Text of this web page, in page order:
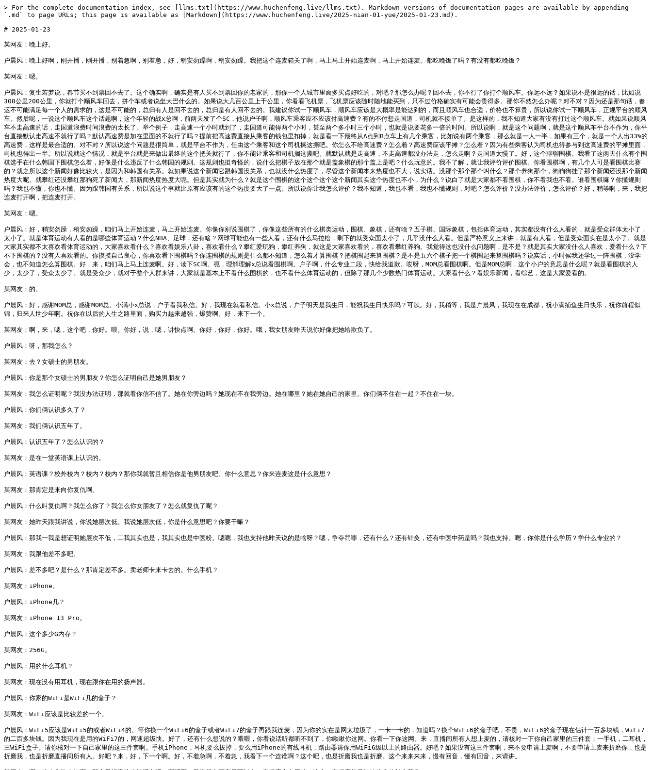
> For the complete documentation index, see [llms.txt](https://www.huchenfeng.live/llms.txt). Markdown versions of documentation pages are available by appending `.md` to page URLs; this page is available as [Markdown](https://www.huchenfeng.live/2025-nian-01-yue/2025-01-23.md).

# 2025-01-23

某网友：晚上好。

户晨风：晚上好啊，刚开播，刚开播，别着急啊，别着急，好，稍安勿躁啊，稍安勿躁。我把这个连麦箱关了啊，马上马上开始连麦啊，马上开始连麦。都吃晚饭了吗？有没有都吃晚饭？

某网友：嗯。

户晨风：复生若梦说，春节买不到票回不去了。这个确实啊，确实是有人买不到票回你的老家的，那你一个人城市里面多买点好吃的，对吧？那怎么办呢？回不去，你不行了你打个顺风车。你远不远？如果说不是很远的话，比如说300公里200公里，你就打个顺风车回去，拼个车或者说坐大巴什么的。如果说大几百公里上千公里，你看看飞机票，飞机票应该随时随地能买到，只不过价格确实有可能会贵得多。那你不然怎么办呢？对不对？因为还是那句话，春运不可能满足每一个人的需求的，这是不可能的，总归有人是回不去的，总归是有人回不去的。我建议你试一下顺风车，顺风车应该是大概率是能达到的，而且顺风车也合适，价格也不算贵，所以说你试一下顺风车，正规平台的顺风车。然后呢，一说这个顺风车这个话题啊，这个年轻的战x总啊，前两天发了个SC，他说户子啊，顺风车乘客应不应该付高速费？有的不付想走国道，司机就不接单了。是这样的，我不知道大家有没有打过这个顺风车。就如果说顺风车不走高速的话，走国道浪费时间浪费的太长了。举个例子，走高速一个小时就到了，走国道可能得两个小时，甚至两个多小时三个小时，也就是说要花多一倍的时间。所以说啊，就是这个问题啊，就是这个顺风车平台不作为，你平台直接默认走高速不就行了吗？默认高速费是加在里面的不就行了吗？提前把高速费直接从乘客的钱包里扣掉，就是看一下最终从A点到B点车上有几个乘客，比如说有两个乘客，那么就是一人一半，如果有三个，就是一个人出33%的高速费，这样是最合适的。对不对？所以说这个问题是很简单，就是平台不作为，任由这个乘客和这个司机搁这撕吧。你怎么不给高速费？怎么着？高速费应该平摊？怎么着？因为有些乘客认为司机也得参与到这高速费的平摊里面，司机也得出一半。所以说就这个情况，就是平台就是来做出最终的这个把关就行了，你不能让乘客和司机搁这撕吧。就默认就是走高速，不走高速都没办法走，怎么走啊？走国道太慢了。好，这个聊聊围棋。我看了这两天什么有个围棋选手在什么韩国下围棋怎么着，好像是什么违反了什么韩国的规则。这规则也挺奇怪的，说什么把棋子放在那个就是盖象棋的那个盖上是吧？什么玩意的。我不了解，就让我评价评价围棋。你看围棋啊，有几个人可是看围棋比赛的？就之所以这个新闻好像比较火，是因为和韩国有关系。就如果说这个新闻它跟韩国没关系，也就没什么热度了，尽管这个新闻本来热度也不大，说实话。没那个那个那个叫什么？那个养狗那个，狗狗狗挂了那个新闻还没那个新闻热度大呢。就攀红还没攀红那狗死了新闻大，那新闻热度热度大呢。但是其实就为什么？就是这个围棋的这个这个这个这个新闻其实这个热度也不小，为什么？说白了就是大家都不看围棋，你不看我也不看。谁看围棋嘛？你懂规则吗？我也不懂，你也不懂。因为跟韩国有关系，所以说这个事就比原有应该有的这个热度要大了一点。所以说你让我怎么评价？我不知道，我也不看，我也不懂规则，对吧？怎么评价？没办法评价，怎么评价？好，稍等啊，来，我把连麦打开啊，把连麦打开。

某网友：嗯。

户晨风：好，稍安勿躁，稍安勿躁，咱们马上开始连麦，马上开始连麦。你像你别说围棋了，你像这些所有的什么棋类运动，围棋、象棋，还有啥？五子棋、国际象棋，包括体育运动，其实都没有什么人看的，就是受众群体太小了，太小了。就是体育运动有人看的是哪些体育运动？什么NBA、足球，还有啥？网球可能也有一些人看，还有什么马拉松，剩下的就受众面太小了，几乎没什么人看。但是严格意义上来讲，就是有人看，但是受众面实在是太小了。就是大家其实都不太喜欢看体育运动的，大家喜欢看什么？喜欢看娱乐八卦，喜欢看什么？攀红爱玩狗，攀红养狗，就这是大家喜欢看的，喜欢看攀红养狗。我觉得这也没什么问题啊，是不是？就是其实大家没什么人喜欢，爱看什么？下不下围棋的？没有人喜欢看的。你摸摸自己良心，你喜欢看下围棋吗？你连围棋的规则是什么都不知道，怎么着才算围棋？把棋围起来算围棋？是不是五六个棋子把一个棋围起来算围棋吗？说实话，小时候我还学过一阵围棋，没学会，也不知道怎么算围棋。好，来，咱们马上马上连麦啊。好，读下SC啊。呃，理解理解x总说看围棋啊。户子啊，什么专业二段，快给我道歉。哎呀，MOM总看围棋啊。但是MOM总啊，这个小户的意思是什么呢？就是看围棋的人少，太少了，受众太少了。就是受众少，就对于整个人群来讲，大家就是基本上不看什么围棋的，也不看什么体育运动的，但除了那几个少数热门体育运动。大家看什么？看娱乐新闻，看综艺，这是大家爱看的。

某网友：的。

户晨风：好，感谢MOM总，感谢MOM总。小满小x总说，户子看我私信。好，我现在就看私信。小x总说，户子明天是我生日，能祝我生日快乐吗？可以。好，我稍等，我是户晨风，我现在在成都，祝小满捕鱼生日快乐，祝你前程似锦，归来人世少年啊。祝你在以后的人生之路里面，购买力越来越强，爆赞啊。好，来下一个。

某网友：啊，来，嗯，这个吧，你好。喂。你好，说，嗯，讲快点啊。你好，你好，你好。哦，我女朋友昨天说你好像把她给欺负了。

户晨风：呀，那我怎么？

某网友：去？女硕士的男朋友。

户晨风：你是那个女硕士的男朋友？你怎么证明自己是她男朋友？

某网友：我怎么证明呢？我没办法证明，那就看你信不信了。她在你旁边吗？她现在不在我旁边。她在哪里？她在她自己的家里。你们俩不住在一起？不住在一块。

户晨风：你们俩认识多久了？

某网友：我们俩认识五年了。

户晨风：认识五年了？怎么认识的？

某网友：是在一堂英语课上认识的。

户晨风：英语课？校外校内？校内？校内？那你我就暂且相信你是他男朋友吧。你什么意思？你来连麦这是什么意思？

某网友：那肯定是来向你复仇啊。

户晨风：什么叫复仇啊？我怎么你了？我怎么你女朋友了？怎么就复仇了呢？

某网友：她昨天跟我讲说，你说她层次低。我说她层次低，你是什么意思吧？你要干嘛？

户晨风：那我一我是想证明她层次不低，二我其实也是，我其实也是中医粉。嗯嗯，我也支持他昨天说的是啥呀？嗯，争夺罚罪，还有什么？还有针灸，还有中医中药是吗？我也支持。嗯，你你是什么学历？学什么专业的？

某网友：我跟他差不多吧。

户晨风：差不多吧？是什么？那肯定差不多。卖老师卡来卡去的。什么手机？

某网友：iPhone。

户晨风：iPhone几？

某网友：iPhone 13 Pro。

户晨风：这个多少G内存？

某网友：256G。

户晨风：用的什么耳机？

某网友：现在没有用耳机，现在跟你在用的扬声器。

户晨风：你家的WiFi是WiFi几的盒子？

某网友：WiFi应该是比较差的一个。

户晨风：WiFi5应该是WiFi5的或者WiFi4的。等你换一个WiFi6的盒子或者WiFi7的盒子再跟我连麦，因为你的实在是网太垃圾了，一卡一卡的，知道吗？换个WiFi6的盒子吧，不贵，WiFi6的盒子现在估计一百多块钱，WiFi7的二百多块钱。因为我现在是用的WiFi7的，网速超级快。好了，还有什么想说的？喂喂，你看说话听都听不到了，你瞅瞅你这网。你看一下你这网。来，直播间所有人想上麦的，请核对一下你自己家里的三件套：一手机，二耳机，三WiFi盒子。请你核对一下自己家里的这三件套啊。手机iPhone，耳机要么拔掉，要么用iPhone的有线耳机，路由器请你用WiFi6级以上的路由器。好吧？如果没有这三件套啊，来不要申请上麦啊，不要申请上麦来折磨你，也是折磨我，也是折磨直播间所有人。好吧？来，好，下一个啊。好，不着急啊，不着急，我看下一个连谁啊？这个吧，也是折磨我也是折磨。这个来来来来，慢有回音，慢有回音，来请讲。

某网友：啊，护士您晚上好啊，那个我想直接表达观点吧。嗯嗯啊，我觉得中医它是可以在一定程度上有用的，这个一定程度就是能够给身体补充营养。

户晨风：嗯，给身体补充营养，对，接着说。

某网友：啊，比如说我们简简举个最简单的例子，人参它是不是就是对身体是有益的？而且他也是属于中医药材这个范畴的，对吧？嗯，你接着接着说啊，讲啊，所以我认为他中医不是完全无有没有用的，而且他还是有很大的这个呃营养价值在里面。嗯，当然我是仅从这个食用角度来看它是有用的。

户晨风：那我为什么不多吃两斤牛肉呢？

某网友：因为你吃两斤牛肉，它两斤牛肉里面是不是包含着其他的脂肪啊，对吧？不是说100克牛肉就全都是蛋白质，对吧？

户晨风：那我吃牛腱子肉呗。

某网友：牛腱子肉的蛋白质比例肯定也没有那么高。

户晨风：啊，我吃有肥的不就行了吗？我多吃点瘦肉不行吗？牛腱子，阿根廷进口的。

某网友：那你这么问，那为什么不说我直接喝蛋白粉啊？

户晨风：那也可以啊，那没问题啊。对，你说补充营养，那补充营养的途径多呢，为什么要吃中药来补充呢？

某网友：因为你吃人参的同时，它不仅仅能给你补充单一方面的营养，还有其他方面的。

户晨风：什么？

某网友：比如说，你像吃，如果你单吃牛肉的话，是不是只对身体有用的只有蛋白质对吧？但是人参它能够，我们说它是中医的，我记得好像是叫四大仙草里面有四大仙草，对了，四大仙草，这个是中医那个官方认可的。

户晨风：中医官方认可？你接着说。

某网友：他能够首先人参是能够调节血压的，如果你血压过高你可以吃人参，血压过低也可以吃人参。

户晨风：来来来，你不是医生啊，千万不能给出任何医疗建议啊。来，别搁这害人，不要搁这害人。血压高了去医院，你得吃降压药知道吗？你得听从医生的指导。你血压高了，来我问你，你爷爷奶奶血压高不高？

某网友：我爷爷奶奶血压都是正常的。

户晨风：那你父母呢？

某网友：我父母也都是正常的。

户晨风：你家里有人血压高吗？

某网友：没有，没人血压高。

户晨风：是吧？来，我们呢就假如嘛，假如你爷爷奶奶血压高了，你是让他吃降压药还是让他吃人参啊？

某网友：嗯，我会优先推荐他吃降压药吧，人参只是辅助作用。

户晨风：你这人哪，你这人真是心口不一，你这人哪真是真是坏，真是坏。那你就说人参他能不能？你啊真是，你要是说心口合一，对不对？你这么说你也是这么做的，那我敬你是条汉子。

某网友：我敬你是条汉子。

户晨风：你别急，我敬你是条汉子。你让别人的爷爷奶奶父母血压高了去吃人参，自己爷爷奶奶爹妈血压高了去吃降压药，这你是这人啊你是真，哎呀，你是真，我说实话，我后面这两个字说出来又说我骂人了，你这人是真不地道，真不地道你知道吧？真坏。

某网友：因为人参它不止单单有调整血压的功效，它有其他的功效。

户晨风：什么功效？

某网友：比如说，首先你这个前提就错了，人参不可以降低血压。

户晨风：完毕。

某网友：可能它不是降低血压，它是调整血压，这样更准确一些。

户晨风：调整血压是什么意思？

某网友：就是比如说血压已经不太正常了，因为不太正常是包含低或者高。

户晨风：对吧？怎么去调整血压，你告诉我。

某网友：因为它是这个具体的我不太清楚，但是官方给出来的说的是。

户晨风：别动不动官方，张嘴搁这造谣。我就不信任何官方会说吃人参可以降血压、改变血压，这是我不相信。除非我跟你讲有一种情况，你买人参能够改变你的血压，就比如什么情况呢？比如说当你父母血压低了，你跟他说这个人参，花一千块也买的啊，用来这个调整你的血压，然后你父母瞬间血压就高了，那这种情况倒是可以调整血压。

某网友：压。

户晨风：就除此之外，你靠食用人参来改变血压，这个是不可能的。那就除非说这个人啊这个快饿的不行了，快翻白眼了，这个时候吃点人参呢来补充一下这个能量，这个时候有可能让你回到一个正常血压，因为当食物嘛啊。

某网友：但是我这里的资料显示说它确实是能够调整血压，治疗心血管疾病的。

户晨风：什么学历？

某网友：本科，几本？一本？准确说应该我也不太清楚是不是叫一本，因为是国外的，QS排名多少？第八，NUS。

户晨风：你学校QS排名第八？

某网友：对啊，就是国大嘛，那新加坡国立大学。

户晨风：对，什么专业？

某网友：ICE，工业系统化工程。

户晨风：你现在是本科还是研究生？

某网友：是本科，马上要准备读研了。

户晨风：OK，新加坡国立大学在哪条路上？

某网友：是在Kent Bridge，肯德港上，然后我住在学校外的宿舍。

户晨风：坐地铁坐到哪一站？

某网友：坐地铁一般是坐到Kent Bridge这站，或者是在那个Wandert下站。

户晨风：然后转乘国交车？你是怎么本科考到新国立的？

某网友：我是通过奖学金的制度上的新加坡的初高中，然后考的新加坡的A level。

户晨风：你IP在河北啊，为什么？

某网友：因为我现在回家请假过年了。

户晨风：现在新年期已经开了嘛？也就是说你从初中开始就在新加坡读书是吗？

某网友：是的，中三中四。

户晨风：中三中四是什么意思？

某网友：新加坡的中学的不是有四年四个年级吗？我是从中三转到新加坡开始读的，然后读了中三中四，初一年级和初二年级。

户晨风：好，那你刚才跟我讲你看到这个人参可以调整血压，这个资料是从哪里看到的呢？

某网友：这个包括在新加坡其实大家也很认可这个人参的调理作用，很多家庭很。

户晨风：多当地的？别别别，你稍等，我问什么你说什么就行了。就是你刚才说这个人参可以调整血压，这个是从哪里看到的？

某网友：这个是我在网上的千度百科中搜索到的。

户晨风：千度百科中搜索到？当然咱们不是说做推荐啊，只是说是这么个事。消息来源是什么呢？消息来源，你是说消息来源？因为你无论是什么，就是我知道你说的那个百度百科是吧？对，百度百科，大家他就是他说的是百度百科，他看到那个血压就百度百科，没事，百度起诉我不怕。就是百度，你和百度百科里面看到的这个人参可以调整血压，对不对？

某网友：是的，包括我结合旁边人的。

户晨风：来，你百度百科他只是收录说你这个人参可以调整血压，那么这个消息来源是什么？

某网友：这个消息来源肯定是来源于各种编辑者网上不断填充的资料。

户晨风：呀，就瞎糊弄？

某网友：就瞎糊弄？

户晨风：那肯定也不能造假呀，瞎糊弄？你来源消息来源是什么呢？百度百科的来源？

某网友：我认为是通过百家号对中医的研究嘛，对中医的研究。

户晨风：天哪，那你消息来源是什么呢？那x总得说一个源头吧？

某网友：它就是来源于对人参的研究。

户晨风：来源于百度百科吧？

某网友：对。

户晨风：啊？

某网友：百度百科里面的资料来源于对人参的研究嘛。

户晨风：那你就是说你废了，你废了。我现在不说百度百科的问题，你废了。

某网友：何出此言呢？

户晨风：你在新加坡受过这么长时间的教育，还考上了新加坡国立大学，这么好的一个大学的理工科，虽然你这个专业不是说非常好的理工科专业，对一般的，对一般的，就是你没有一个怎么讲呢，就是求真务实的一个逻辑思维。我问你消息来源是什么，你跟我说百度百科。就如果说你是个老年人我也能理解，对吧？对互联网不懂，以为百度百科上的东西都挺权威的。你是，你但凡你年龄要是四五十岁靠上，我跟你讲我绝对绝对好好地跟你解释一番。你说你一个二十多岁年轻人，又会用互联网，英语又这么好，对不对？来，你英语你是考雅思的还是考A level还是考什么？

某网友：考A level的。

户晨风：你A level能考到这么高的分数？A level是英国的高考，简单来解释，我跟直播间人就不解释了，是英国的高考，在新加坡是考大学的，全英文的。就你英文这么好，能考上新国立，然后呢你现在参考的是百度百科上面的说什么人参能够调整血压？就你看一下你自己就是怎么讲的，能不能有一些求真的精神呢？你能不能用英文去搜索一下对不对？

某网友：对，我也进行了实际就是生活中的调查，当然我的调查是非正式的。

户晨风：可以举例吗？

某网友：你说吧，我也不算经常，我大概去过5到10家左右，就是我的新加坡同学的家里，从初高中到现在。因为其实新加坡人他主要都是中国的南方人，我们这是南方人。

户晨风：不要说国家名称，说就行了。

某网友：广东人、福建人是主要的新加坡的华人的组成部分。

户晨风：直接说事。

某网友：这些人的家里面一般都会去吃这些中医里面的重要的药材，比如说我们说人参或者是这个什么何首乌之类的，何首乌可能少见，人参是比较居多的。

户晨风：简短结束，简短。

某网友：结束，他们都非常相信这个是能够调养身体的，是可以给身体补充营养的。

户晨风：OK，然后呢？

某网友：而且为什么这个价格卖这么高，不也是因为他有这方面的市场需求？

户晨风：这跟医学有什么关系？你是给我拿出医学证据了还是怎么着吗？

某网友：说了一堆废话。

户晨风：话说一堆废话？那你去印度，印度所有人都相信喝恒河水能治百病，恒河水是圣水。当然我没有不尊重印度的意思啊，我只是说这么个事。

某网友：那大家这么长时间总结出来的这个人参的治疗补充营养的经验，难道就是说行不通吗？

户晨风：吃人参？你不如多吃两口那个牛腱子肉。你吃人参，你不如去买点水果吃吃，有啥营养不营养的？有啥营养不营养的？你如果说作为医学，你得拿医学的证据，比如说三七临床双盲对照实验，拿不出来你就老老实实的就别吹牛了，吹什么牛的？行了你啊，你能给新加坡国立大学混到毕业就挺好了。你说实话，你这种逻辑思维往上读，到时候我真担心你写不出论文。

某网友：你不用担心这个，已经接近毕业，而且我们是保研的。

户晨风：行了。

某网友：还有什么要说的没有？

户晨风：基本没有了。

某网友：就是我很反对你对中医这么抵触的这一个情绪观点，而且它相反，中医的很多这个药材都是有用的。

户晨风：嗯嗯嗯。

某网友：你可能认为他的治疗。

户晨风：方法行行行，好了行了行了，这种口水话就别说了。就是你虽然说是个理科生，但是你是纯粹的文科生思维，知道吧？就是什么都要用大量的这种语言，大量的这种词汇来证明其作用。拿数据呀，拿数据往这一摆，所有人都不讲话了，为什么呢？因为数据它是没有主观情绪的。你老是用这种语文式的形容，形容一大堆，就文科生的这种思维来，来形容这个事，永远都缺乏数据。那你跟着谈什么呢？医学是讲究证据的，没证据你跟着说什么呢，对吧？另外，好，我给你读一下SC啊，稍等一下，咱们就到这好不好？我给你读一下SC行不行？好，好的，这个好，稍等啊。来，刘宝二人之x总说，首先人参没有什么营养价值，人参里面有用的成分啊，只有什么人参枣干和多糖，跟调解血压没关系，最多增强一下抗氧化能力。吃人参这个抗氧能力啊，还不如多吃点蓝莓。确实是这样，那蓝莓今天我去山姆了，49块钱那个一斤对吧？那蓝莓多好吃呢，对吧？多吃点蓝莓就完事了嘛，对不对？感谢刘旁志x总啊。小麦运输者小x总说，兔子以前家人家人要只吃一粒，现在开的啊，吃几粒效果都不行。你家人吃什么加压药和血囊药？首先来讲，我家里人现在还没有人吃加压药和血囊药，为什么？因为我比较注重我家里人的这个健康饮食。我再次跟他们，就是我经常跟我家人强调，我说不要爬了米饭，不要那个面条就一大碗，你就搁那吸溜吧，那不要喝粥。我不知道你们有没有跟你们的家人讲过，我跟我家人再次就是无数次强调，不要喝那个粥，不要做粥，我最讨厌粥了。粥可以说是对人类就几乎健康威胁，几乎在我看来就是最大的失误，就最威胁人类健康的，那没有任何营养，生糖生的快的不得了，比冰淇淋生糖都快。你喝什么粥吗，对不对？所以说在我的这种观念的促进之下，我家里人一般来讲就是身没有肥胖的现象，所以说也不会有高血压，也不会有这种什么肥胖的病，血脂也不高。有时候高的话，就赶紧多注意饮食，再去做一下检查，也就不高了。所以说整体来讲比较健康。所以说你如果说你们比较注意家人的健康饮食啊，一定要跟你家人讲，少吃碳水，那个什么饼、馒头、什么面条、粥啊，少吃啊。少吃不是说不吃，那个粥粥可以不喝啊，就是碳水少吃。卖下人和证据，天呐，喝粥发胖就完事了吗？什么证据？喝粥发胖啊，吃碳水啊，你就就造呗，造完之后就胖，胖了血脂就高，血压就高，就这么简单啊，要什么证据啊？你这个要什么证据，对不对？好，来再读个SC啊，这个怀怜怀x总说，户子早上肌肉怕肌肉知识怕你，你和美食组合健康吗？呃，怎么讲呢？也行也行，哎，但是总的来讲，想要健康饮食就少吃，别吃那么多啊。我要吃饱啊，我要吃的好像食物都要到壶中了，不要吃那么多，你吃那么多干什么玩意啊？你要是体力工作者那没毛病啊，你说你天天坐着，坐你的工位上一坐坐十个小时，你根本就消化不了啊。感谢环x总啊。陆先生x总说Q啊，这什么意思呢啊？感谢感谢x总啊，感谢x总啊，我这看不懂这什么意思，感谢x总啊。好啊，我再看一下啊，好，还有什么想说的没有？没有就给你挂了啊。

某网友：基本没有了啊，那就那就这样。

户晨风：好，生活愉快，好，再见，拜拜，生活愉快。好的，好，来再再读一下SC啊。刘鹏这是x总说，说实话科技，呃，说实话啊，这个围棋选手输的不冤啊，无视规则就投资认负。那因为我是这样想的啊，我也看了这个一些新闻报道啊，虽然说我不懂围棋啊，但是据我看到这个新闻报道是什么呢？就是说人家已经在比赛之前是有白纸黑字的这个比赛规则的，那你作为选手来讲肯定是要遵守规则的，对不对？你不遵守规则，你怎么去怎么去比赛吗，是吧？他这个规则有人说那不合理，他合不合理，他是比赛前就已经制定好的，他是白纸黑字的，对不对？你如果说你认为这个比赛规则不合理，你应该在赛前向比赛的组织者，比如说这个去投诉，或者说拒绝参加这个比赛，对不对？而不是说在比赛过程中违反人家的这个比赛规则，这个没毛病吧，对不对？所以说围棋这个事其实我不太想讲的，但是我不知道为什么这么多人问。就是你作为一个比赛的选手，你参加一场比赛，你觉得这个比赛的首先你肯定得看比赛规则，对不对？你作为一个专业的选手去参加任何比赛，你都得看比赛规则，就像我们普通人去签任何所谓的合同，你都得去阅读合同，是不是？你不阅读合同，你就要承担其代价。然后你参加这个比赛之后，然后那你就得遵守规则，如果不遵守规则的话，对吧？你如果说不遵守规则，那那就违反规则，违反规则就要被处罚，就要就要占到劣势，那就没办法了，对不对？所以说这个事情怎么评价？遵守规则就这么评价，能怎么评价？好，好，我再看一下，好，下一个。

某网友：嗯。

户晨风：下一个啊，我看下一个连谁啊？别着急，嗯，这个吧。哎，你好，请讲，嗯，说话，嗯，说。

某网友：我的手机有回音吗？

户晨风：没有回音，说就行。

某网友：你猜我是什么手机？

户晨风：我管你什么手机啊，只要没回音就可以了。

某网友：我可是某某国呀。

户晨风：哎，你说就行了嘛，无所谓嘛，只要手机没回音就可以了，谁管你什么手机。

某网友：我就想问你，为什么我某米手机也没有回音，你却天天在贬低某米？没回音是应该的，怎么没回音是厂商对你的恩赐吗？我的网速怎么样？可以呀，你为什么要攻击这种网速不好的？

户晨风：这都什么人呢？网络不好上卖卡，一卡一卡的，大家体验都不好啊，听众体验也不好，主播体验也不好，对吧？直播间的各位体验也不好。

某网友：我就是说某米要比你的苹果要好。

户晨风：好还应该的？就说没有回音是厂商应该做到的，这怎么能成N次了呢？好像厂商N次你没有回音一样的。

某网友：我不是说回音的问题，我是说手机性能的问题，是你一直在强调回音的问题，所以我才给你说回音的问题。

户晨风：因为有很多人上面他就是有回音的，而且一问基本上都是安